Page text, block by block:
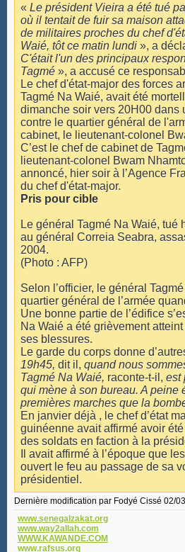
« Le président Vieira a été tué
où il tentait de fuir sa maison
de militaires proches du chef
Waié, tôt ce matin lundi », a
C'était l'un des principaux
Tagmé », a accusé ce
Le chef d'état-major des forces
Tagmé Na Waié, avait été
dimanche soir vers 20H00 dans
contre le quartier général de
cabinet, le lieutenant-colonel
C’est le chef de cabinet de
lieutenant-colonel Bwam
annoncé, hier soir à l’Agence
du chef d'état-major.
Pris pour cible
Le général Tagmé Na Waié, tué
au général Correia Seabra,
2004.
(Photo : AFP)
Selon l’officier, le général
quartier général de l’armée
Une bonne partie de l’édifice
Na Waié a été grièvement
ses blessures.
Le garde du corps donne
19h45, dit il, quand nous
Tagmé Na Waié, raconte-t-il, est
qui mène à son bureau. A peine
premières marches que la
En janvier déjà , le chef d’état
guinéenne avait affirmé avoir
des soldats en faction à la
Il avait affirmé à l’époque que
ouvert le feu au passage de sa
présidentiel.
Dernière modification par Fodyé Cissé 02/
www.senegalzakat.org
www.way2allah.com
WWW.KAWANDE.COM
www.rafsus.org